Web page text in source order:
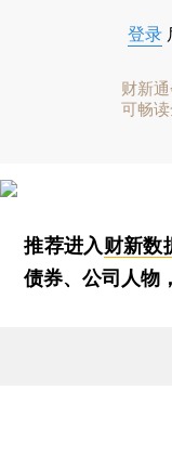
登录
财新
可畅
推荐进入财新数
债券、公司人物